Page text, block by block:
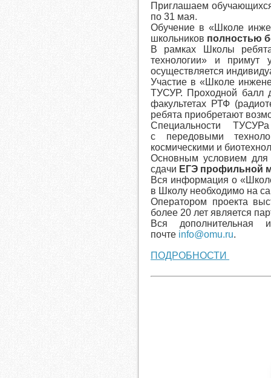
Приглашаем
по 31 мая.
Обучение в «Школе
школьников полностью
В рамках Школы
технологии» и примут
осуществляется
Участие в «Школе
ТУСУР. Проходной балл
факультетах РТФ
ребята приобретают
Специальности
с передовыми
космическими и
Основным условием
сдачи ЕГЭ профильной
Вся информация о
в Школу необходимо на
Оператором проекта
более 20 лет является
Вся дополнительная
почте info@omu.ru.
ПОДРОБНОСТИ